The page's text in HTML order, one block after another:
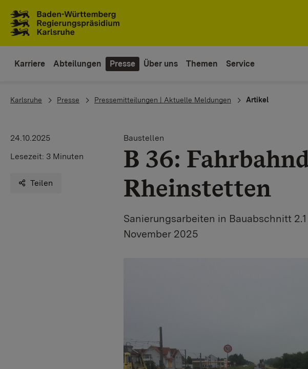
Karriere Abteilungen Presse Über uns Themen Service
You are here:
Karlsruhe Presse Pressemitteilungen | Aktuelle Meldungen Artikel
24.10.2025
Lesezeit: 3 Minuten
Teilen
Baustellen
B 36:
Rheinstetten
Sanierungsarbeiten in Bauabschnitt
November 2025